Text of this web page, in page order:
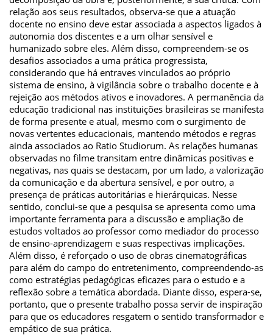
relação aos seus resultados, observa-se que a atuação
docente no ensino deve estar associada a aspectos ligados à
autonomia dos discentes e a um olhar sensível e
humanizado sobre eles. Além disso, compreendem-se os
desafios associados a uma prática progressista,
considerando que há entraves vinculados ao próprio
sistema de ensino, à vigilância sobre o trabalho docente e à
rejeição aos métodos ativos e inovadores. A permanência da
educação tradicional nas instituições brasileiras se manifesta
de forma presente e atual, mesmo com o surgimento de
novas vertentes educacionais, mantendo métodos e regras
ainda associados ao Ratio Studiorum. As relações humanas
observadas no filme transitam entre dinâmicas positivas e
negativas, nas quais se destacam, por um lado, a valorização
da comunicação e da abertura sensível, e por outro, a
presença de práticas autoritárias e hierárquicas. Nesse
sentido, conclui-se que a pesquisa se apresenta como uma
importante ferramenta para a discussão e ampliação de
estudos voltados ao professor como mediador do processo
de ensino-aprendizagem e suas respectivas implicações.
Além disso, é reforçado o uso de obras cinematográficas
para além do campo do entretenimento, compreendendo-as
como estratégias pedagógicas eficazes para o estudo e a
reflexão sobre a temática abordada. Diante disso, espera-se,
portanto, que o presente trabalho possa servir de inspiração
para que os educadores resgatem o sentido transformador e
empático de sua prática.